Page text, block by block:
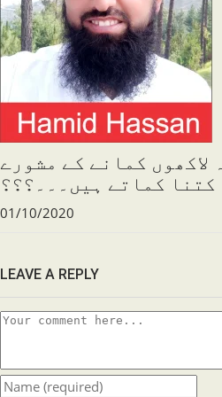
لاکھوں کمانے کے مشورے
کتنا کماتے ہیں۔۔۔؟؟؟
01/10/2020
LEAVE A REPLY
Comment
Enter